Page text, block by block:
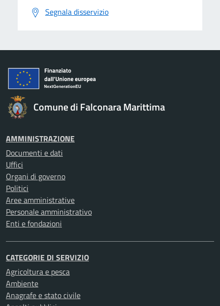
Segnala disservizio
Comune di Falconara Marittima
AMMINISTRAZIONE
Documenti e dati
Uffici
Organi di governo
Politici
Aree amministrative
Personale amministrativo
Enti e fondazioni
CATEGORIE DI SERVIZIO
Agricoltura e pesca
Ambiente
Anagrafe e stato civile